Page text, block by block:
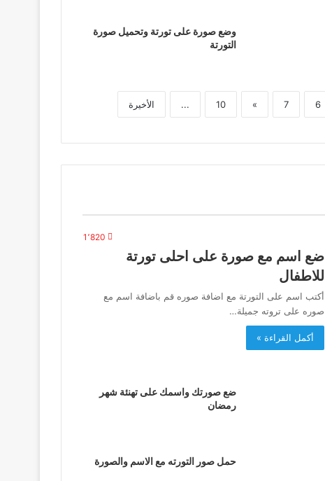
وضع صورة على تورتة وتحميل صورة
التورتة
6
7
»
10
... الأخيرة
1٬820
ضع اسم مع صورة على احلى تورتة
للاطفال
أكتب اسم على التورتة مع اضافة صوره قم باضافة اسم مع
صوره على تروته جميلة…
أكمل القراءة »
ضع صورتك واسمك على تهنئة شهر
رمضان
حمل صور التورته مع الاسم والصورة